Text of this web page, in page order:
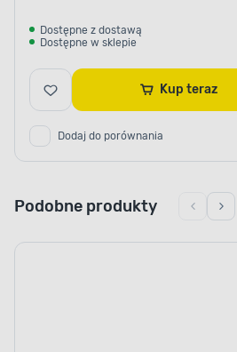
Dostępne z dostawą
Dostępne w sklepie
Kup teraz
Dodaj do porównania
Podobne produkty